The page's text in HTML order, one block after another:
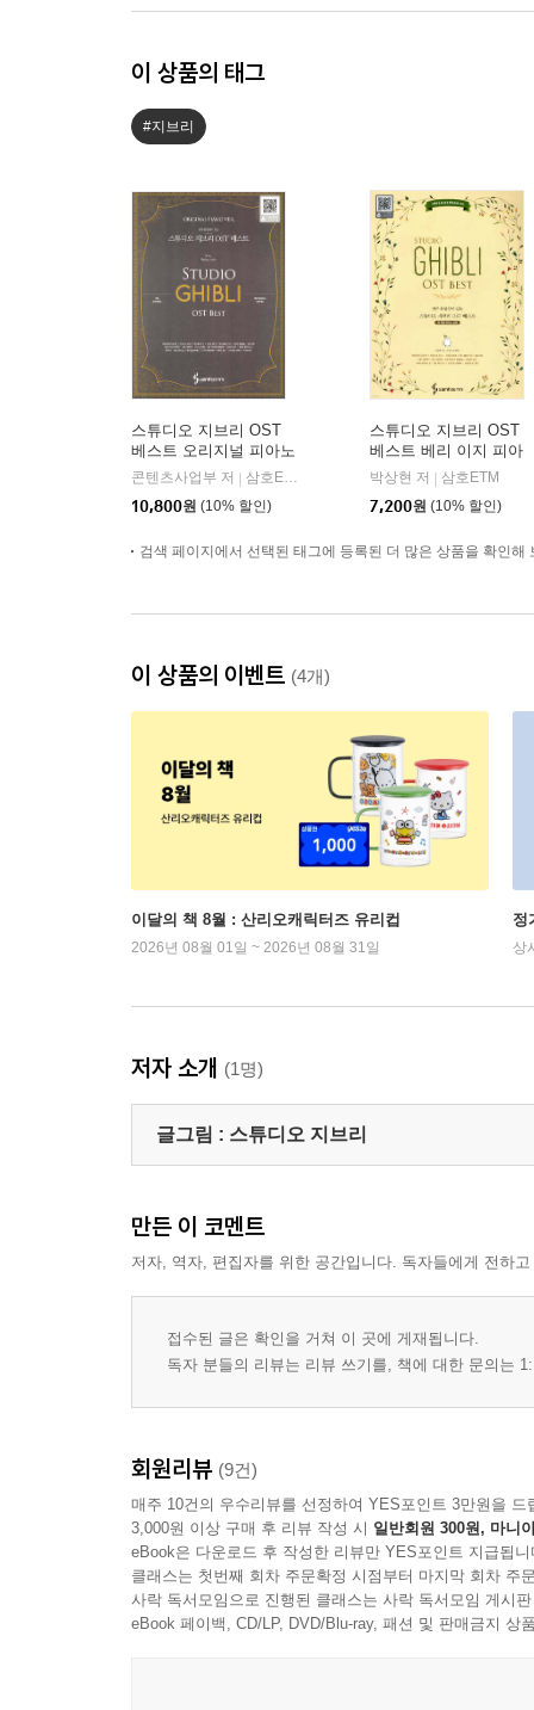
이 상품의 태그
#지브리
스튜디오 지브리 OST
베스트 오리지널 피아노
버전
콘텐츠사업부 저
삼호ETM
10,800원 (10% 할인)
스튜디오 지브리 OST
베스트 베리 이지 피아
노 버전
박상현 저
삼호ETM
7,200원 (10% 할인)
검색 페이지에서 선택된 태그에 등록된 더 많은 상품을 확인해
이 상품의 이벤트 (4개)
이달의 책 8월 : 산리오캐릭터즈 유리컵
2026년 08월 01일 ~ 2026년 08월 31일
정
상
저자 소개 (1명)
글그림 : 스튜디오 지브리
만든 이 코멘트
저자, 역자, 편집자를 위한 공간입니다. 독자들에게 전하
접수된 글은 확인을 거쳐 이 곳에 게재됩니다.
독자 분들의 리뷰는 리뷰 쓰기를, 책에 대한 문의는
회원리뷰 (9건)
매주 10건의 우수리뷰를 선정하여 YES포인트 3만원을 드
3,000원 이상 구매 후 리뷰 작성 시 일반회원 300원, 마니
eBook은 다운로드 후 작성한 리뷰만 YES포인트 지급됩니
클래스는 첫번째 회차 주문확정 시점부터 마지막 회차 주
사락 독서모임으로 진행된 클래스는 사락 독서모임 게시
eBook 페이백, CD/LP, DVD/Blu-ray, 패션 및 판매금지 상